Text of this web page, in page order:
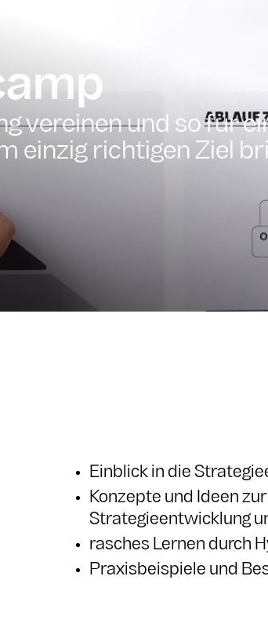
vereinen und so für
einzig richtigen Ziel
Einblick in die
Konzepte und Ideen
Strategieentwicklung
rasches Lernen durch
Praxisbeispiele und